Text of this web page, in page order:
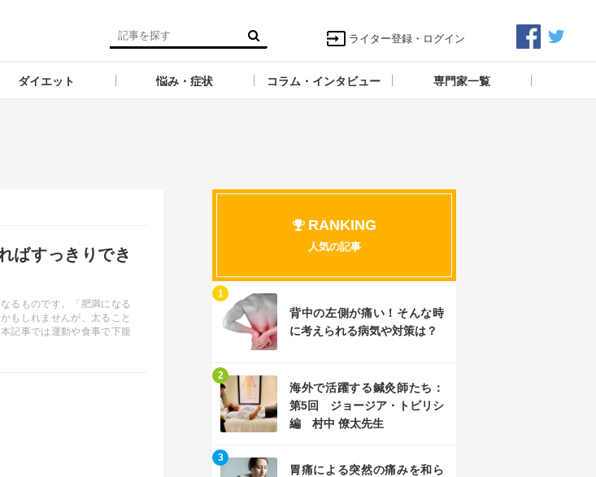
ライター登録・ログイン
ダイエット 悩み・症状 コラム・インタビュー 専門家一覧
ばすっきりでき
るものです。「肥満になる
もしれませんが、太ること
記事では運動や食事で下腹
RANKING
人気の記事
背中の左側が痛い！そんな時
に考えられる病気や対策は？
1
海外で活躍する鍼灸師たち：
第5回 ジョージア・トビリシ
編 村中 僚太先生
2
胃痛による突然の痛みを和ら
3